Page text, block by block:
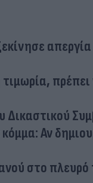
Αν
στο πλευρό